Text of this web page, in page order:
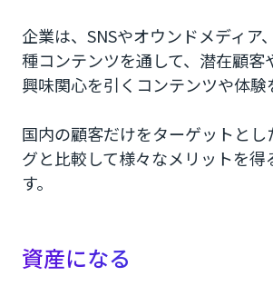
企業は、SNSやオウンドメディア
種コンテンツを通して、潜在顧客
興味関心を引くコンテンツや体験
国内の顧客だけをターゲットとし
グと比較して様々なメリットを得
す。
資産になる